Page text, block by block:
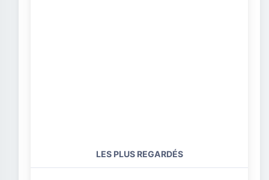
LES PLUS REGARDÉS